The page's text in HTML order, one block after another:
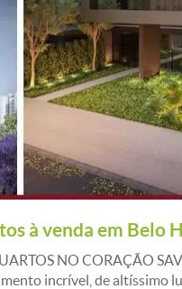
à venda em Belo
NO CORAÇÃO
incrível, de altíssimo